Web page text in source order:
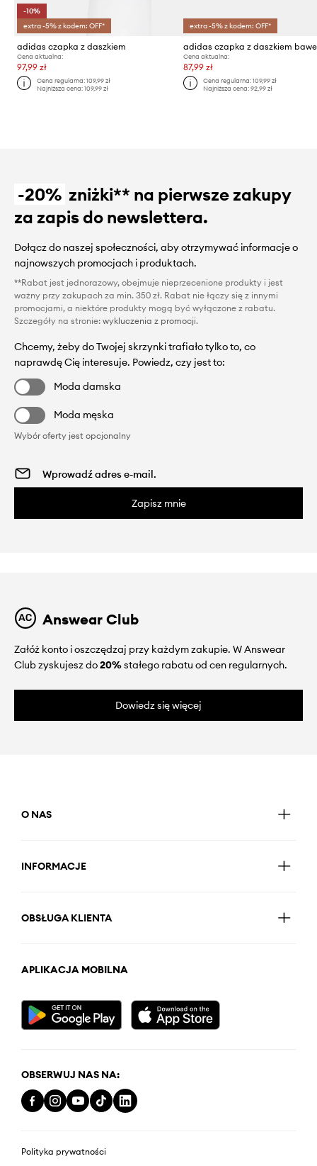
-10%
extra -5% z kodem: OFF*
adidas czapka z daszkiem
Cena aktualna:
97,99 zł
Cena regularna:109,99 zł
Najniższa cena:109,99 zł
extra -5% z kodem: OFF*
Cena aktualna:
87,99 zł
Cena regularna: 109,99 zł
Najniższa cena: 92,99 zł
-20% zniżki** na pierwsze zakupy
za zapis do newslettera.
Dołącz do naszej społeczności, aby otrzymywać informacje o
najnowszych promocjach i produktach.
**Rabat jest jednorazowy, obejmuje nieprzecenione produkty i jest
ważny przy zakupach za min. 350 zł. Rabat nie łączy się z innymi
promocjami, a niektóre produkty mogą być wyłączone z rabatu.
Szczegóły na stronie: wykluczenia z promocji.
Chcemy, żeby do Twojej skrzynki trafiało tylko to, co
naprawdę Cię interesuje. Powiedz, czy jest to:
Moda damska
Moda męska
Wybór oferty jest opcjonalny
Zapisz mnie
Answear Club
Załóż konto i oszczędzaj przy każdym zakupie. W Answear
Club zyskujesz do20%stałego rabatu od cen regularnych.
Dowiedz się więcej
O NAS
INFORMACJE
OBSŁUGA KLIENTA
APLIKACJA MOBILNA
OBSERWUJ NAS NA:
Polityka prywatności